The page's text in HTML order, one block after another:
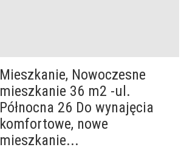
Mieszkanie, Nowoczesne
mieszkanie 36 m2 -ul.
Północna 26 Do wynajęcia
komfortowe, nowe
mieszkanie...